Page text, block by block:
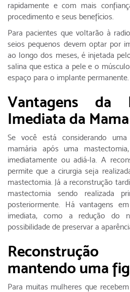
rapidamente e com mais
procedimento e seus benefícios.
Para pacientes que voltarão à
seios pequenos devem optar por
ao longo dos meses, é injetada
salina que estica a pele e o
espaço para o implante permanente.
Vantagens da
Imediata da Mama
Se você está considerando
mamária após uma
imediatamente ou adiá-la. A
permite que a cirurgia seja
mastectomia. Já a reconstrução
mastectomia sendo realizada
posteriormente. Há vantagens
imediata, como a redução do
possibilidade de preservar a
mantendo uma
Para muitas mulheres que